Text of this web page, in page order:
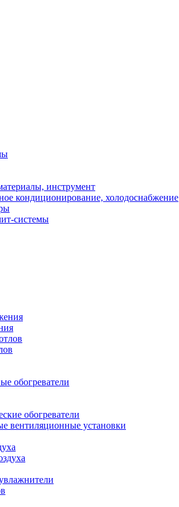
инструмент
кондиционирование, холодоснабжение
системы
обогреватели
обогреватели
вентиляционные установки